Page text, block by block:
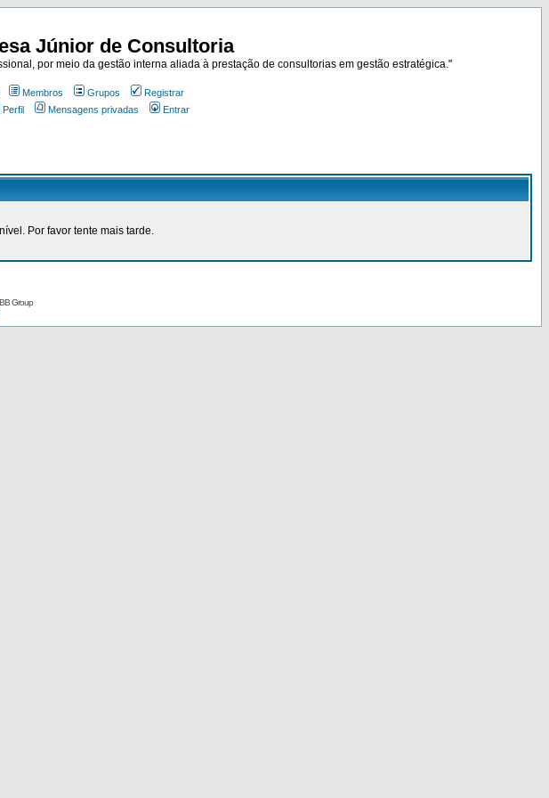
Júnior de Consultoria
por meio da gestão interna aliada à prestação de consultorias em gestão estratégica."
Membros Grupos
Registrar
Perfil Mensagens privadas Entrar
Por favor tente mais tarde.
Group